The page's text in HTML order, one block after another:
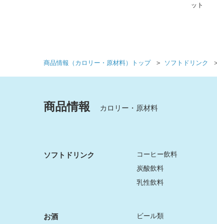
ット
商品情報（カロリー・原材料）トップ ＞ ソフトドリンク
商品情報 カロリー・原材料
ソフトドリンク コーヒー飲料
炭酸飲料
乳性飲料
お酒 ビール類